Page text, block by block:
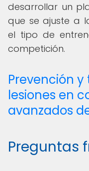
desarrollar un
que se ajuste a
el tipo de
competición.
Prevención
lesiones en
avanzados
Preguntas